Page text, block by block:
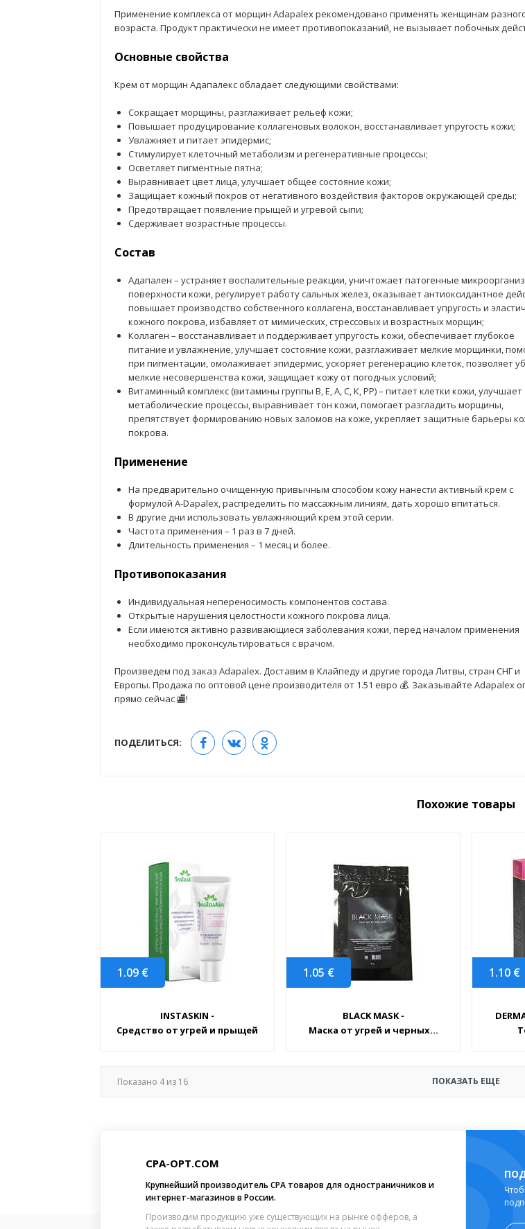
Применение комплекса от морщин Adapalex рекомендовано применять женщинам
возраста. Продукт практически не имеет противопоказаний, не вызывает побочных
Основные свойства
Крем от морщин Адапалекс обладает следующими свойствами:
Сокращает морщины, разглаживает рельеф кожи;
Повышает продуцирование коллагеновых волокон, восстанавливает упругость кожи;
Увлажняет и питает эпидермис;
Стимулирует клеточный метаболизм и регенеративные процессы;
Осветляет пигментные пятна;
Выравнивает цвет лица, улучшает общее состояние кожи;
Защищает кожный покров от негативного воздействия факторов окружающей среды;
Предотвращает появление прыщей и угревой сыпи;
Сдерживает возрастные процессы.
Состав
Адапален – устраняет воспалительные реакции, уничтожает патогенные
поверхности кожи, регулирует работу сальных желез, оказывает антиоксидантное
повышает производство собственного коллагена, восстанавливает упругость и
кожного покрова, избавляет от мимических, стрессовых и возрастных морщин;
Коллаген – восстанавливает и поддерживает упругость кожи, обеспечивает глубокое
питание и увлажнение, улучшает состояние кожи, разглаживает мелкие морщинки,
при пигментации, омолаживает эпидермис, ускоряет регенерацию клеток, позволяет
мелкие несовершенства кожи, защищает кожу от погодных условий;
Витаминный комплекс (витамины группы В, Е, А, С, К, РР) – питает клетки кожи, улучшает
метаболические процессы, выравнивает тон кожи, помогает разгладить морщины,
препятствует формированию новых заломов на коже, укрепляет защитные барьеры
покрова.
Применение
На предварительно очищенную привычным способом кожу нанести активный крем с
формулой A-Dapalex, распределить по массажным линиям, дать хорошо впитаться.
В другие дни использовать увлажняющий крем этой серии.
Частота применения – 1 раз в 7 дней.
Длительность применения – 1 месяц и более.
Противопоказания
Индивидуальная непереносимость компонентов состава.
Открытые нарушения целостности кожного покрова лица.
Если имеются активно развивающиеся заболевания кожи, перед началом применения
необходимо проконсультироваться с врачом.
Произведем под заказ Adapalex. Доставим в Клайпеду и другие города Литвы, стран СНГ и
Европы. Продажа по оптовой цене производителя от 1.51 евро 💰. Заказывайте Adapalex
прямо сейчас 🏬!
ПОДЕЛИТЬСЯ:
Похожие товары
1.09 €
INSTASKIN -
Средство от угрей и прыщей
1.05 €
BLACK MASK -
Маска от угрей и черных...
1.10 €
Показано 4из 16 ПОКАЗАТЬ ЕЩЕ
CPA-OPT.COM
Крупнейший производитель CPA товаров для одностраничников и
интернет-магазинов в России.
Производим продукцию уже существующих на рынке офферов, а